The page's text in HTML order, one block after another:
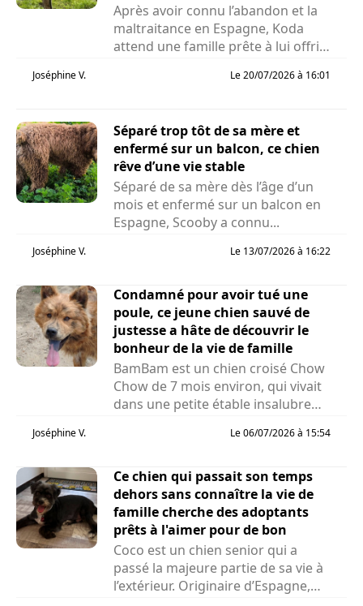
Après avoir connu l’abandon et la
maltraitance en Espagne, Koda
attend une famille prête à lui offrir
Joséphine V. Le 20/07/2026 à 16:01
Séparé trop tôt de sa mère et
enfermé sur un balcon, ce chien
rêve d’une vie stable
Séparé de sa mère dès l’âge d’un
mois et enfermé sur un balcon en
Espagne, Scooby a connu...
Joséphine V. Le 13/07/2026 à 16:22
Condamné pour avoir tué une
poule, ce jeune chien sauvé de
justesse a hâte de découvrir le
bonheur de la vie de famille
BamBam est un chien croisé Chow
Chow de 7 mois environ, qui vivait
dans une petite étable insalubre
Joséphine V. Le 06/07/2026 à 15:54
Ce chien qui passait son temps
dehors sans connaître la vie de
famille cherche des adoptants
prêts à l'aimer pour de bon
Coco est un chien senior qui a
passé la majeure partie de sa vie à
l’extérieur. Originaire d’Espagne,